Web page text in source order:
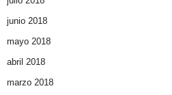
junio 2018
mayo 2018
abril 2018
marzo 2018